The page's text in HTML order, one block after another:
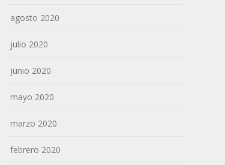
agosto 2020
julio 2020
junio 2020
mayo 2020
marzo 2020
febrero 2020